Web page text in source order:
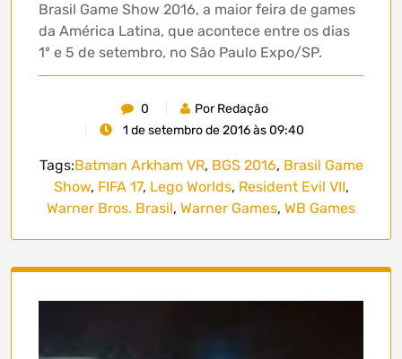
Brasil Game Show 2016, a maior feira de games
da América Latina, que acontece entre os dias
1º e 5 de setembro, no São Paulo Expo/SP.
0
Por Redação
1 de setembro de 2016 às 09:40
Tags:Batman Arkham VR, BGS 2016, Brasil Game
Show, FIFA 17, Lego Worlds, Resident Evil VII,
Warner Bros. Brasil, Warner Games, WB Games